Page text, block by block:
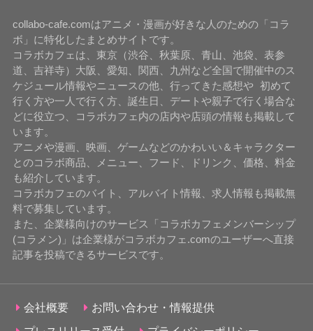
collabo-cafe.comはアニメ・漫画が好きな人のための「コラ
ボ」に特化したまとめサイトです。
コラボカフェは、東京（渋谷、秋葉原、青山、池袋、表参
道、吉祥寺）大阪、愛知、関西、九州など全国で開催中のス
ケジュール情報やニュースの他、行ってきた感想や 初めて
行く方や一人で行く方、誕生日、デートや親子で行く場合な
どに役立つ、コラボカフェ内の店内や店頭の情報も掲載して
います。
アニメや漫画、映画、ゲームなどのかわいい＆キャラクター
とのコラボ商品、メニュー、フード、ドリンク、価格、料金
も紹介しています。
コラボカフェのバイト、アルバイト情報、求人情報も掲載無
料で募集しています。
また、企業様向けのサービス「コラボカフェメンバーシップ
(コラメン)」は企業様がコラボカフェ.comのユーザーへ直接
記事を投稿できるサービスです。
会社概要
お問い合わせ・情報提供